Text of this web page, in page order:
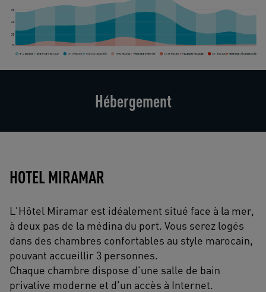
Hébergement
HOTEL MIRAMAR
L'Hôtel Miramar est idéalement situé face à la mer,
à deux pas de la médina du port. Vous serez logés
dans des chambres confortables au style marocain,
pouvant accueillir 3 personnes.
Chaque chambre dispose d'une salle de bain
privative moderne et d'un accès à Internet.